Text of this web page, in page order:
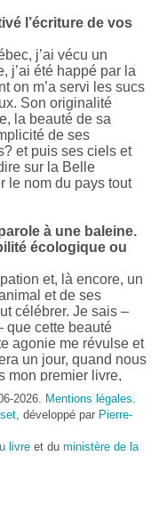
l’écriture de vos
j’ai vécu un
j’ai été happé par la
on m’a servi les sucs
Son originalité
la beauté de sa
de ses
et puis ses ciels et
sur la Belle
le nom du pays tout
à une baleine.
écologique ou
et, là encore, un
et de ses
célébrer. Je sais –
que cette beauté
agonie me révulse et
un jour, quand nous
mon premier livre,
d’une bête. Outre
que cela peut
messages.
nouvelles plutôt
en lire !
2026. Mentions légales
, développé par Pierre-
livre et du ministère de la